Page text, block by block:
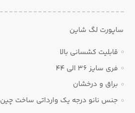
ساپورت لگ شاین
قابلیت کشسانی بالا
فری سایز 36 الی 44
براق و درخشان
جنس نانو درجه یک وارداتی ساخت چین